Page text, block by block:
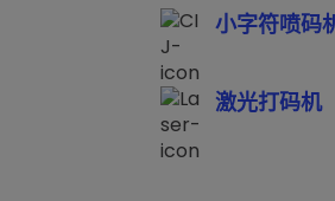
小字符喷码
激光打码机